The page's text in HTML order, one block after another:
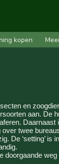
kopen
en
aan. De
twee
De ‘setting’ is